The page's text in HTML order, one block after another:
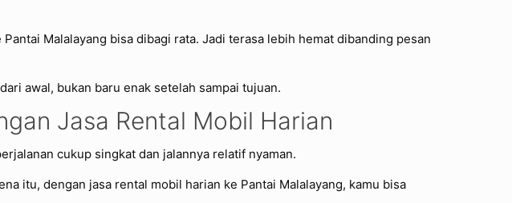
Malalayang bisa dibagi rata. Jadi terasa lebih hemat dibanding pesan
awal, bukan baru enak setelah sampai tujuan.
Jasa Rental Mobil Harian
cukup singkat dan jalannya relatif nyaman.
itu, dengan jasa rental mobil harian ke Pantai Malalayang, kamu bisa